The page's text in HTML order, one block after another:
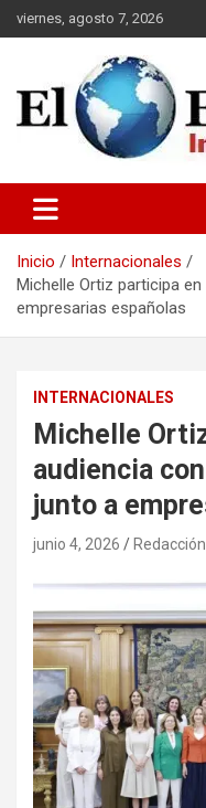
Saltar
al
viernes, agosto 7, 2026
Inicio
Internacionales
Michelle Ortiz participa
empresarias españolas
INTERNACIONALES
Michelle
audiencia
junto a
junio 4, 2026 Redacción